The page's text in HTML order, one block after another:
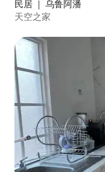
民居 ｜ 乌鲁阿潘
天空之家